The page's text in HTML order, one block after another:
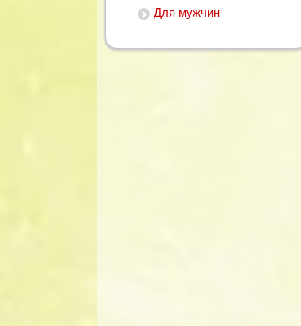
Для мужчин